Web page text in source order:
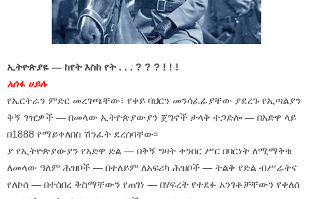
ኢትዮጵያዬ — ከየት እስከ የት . . . ? ? ? ! ! !
አሰፋ ሀይሉ
የኤርትራን ምድር መረገጫቸው፣ የቀይ ባህርን መንሳፈፊያቸው ያደረጉ የኢጣልያን
ቅኝ ገዢዎች — በመላው ኢትዮጵያውያን ጀግኖች ታላቅ ተጋድሎ — በአድዋ ላይ
በ1888 የማይቀለበስ ሽንፈት ደረሰባቸው፡፡
ያ የኢትዮጵያውያን የአድዋ ድል — በቅኝ ግዛት ቀንበር ሥር በባርነት ለሚማቅቁ
ለመላው ዓለም ሕዝቦች — በተለይም ለአፍሪካ ሕዝቦች — ትልቅ የድል ብሥራትና
የለኮሰ — በተሰበረ ቅስማቸውን የጠገነ — በሃፍረት የተደፉ አንገቶቻቸውን የቀለሰ